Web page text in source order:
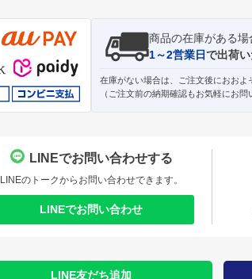
商品の在庫がある場
1～2営業日で出荷
在庫がない場合は、ご注文後におおよ
（ご注文前の納期確認もお気軽にお問
LINEでお問い合わせする
LINEのトークからお問い合わせできます。
LINEでお問い合わせ
LINE友だち追加